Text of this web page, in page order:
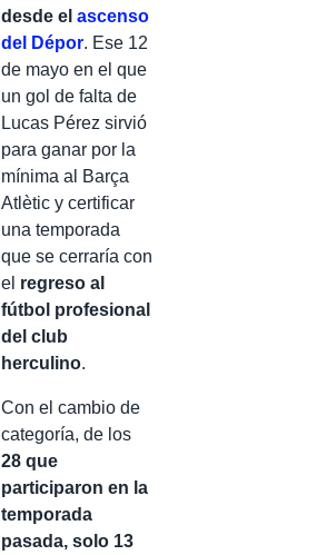
desde el ascenso
del Dépor. Ese 12
de mayo en el que
un gol de falta de
Lucas Pérez sirvió
para ganar por la
mínima al Barça
Atlètic y certificar
una temporada
que se cerraría con
el regreso al
fútbol profesional
del club
herculino.
Con el cambio de
categoría, de los
28 que
participaron en la
temporada
pasada, solo 13